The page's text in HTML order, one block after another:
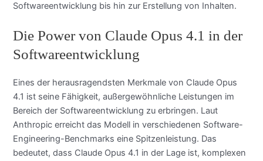
Softwareentwicklung bis hin zur Erstellung von Inhalten.
Die Power von Claude Opus 4.1 in der
Softwareentwicklung
Eines der herausragendsten Merkmale von Claude Opus
4.1 ist seine Fähigkeit, außergewöhnliche Leistungen im
Bereich der Softwareentwicklung zu erbringen. Laut
Anthropic erreicht das Modell in verschiedenen Software-
Engineering-Benchmarks eine Spitzenleistung. Das
bedeutet, dass Claude Opus 4.1 in der Lage ist, komplexen